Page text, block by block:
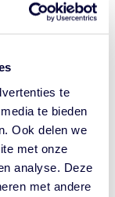
te
te bieden
Ook delen we
met onze
analyse. Deze
met andere
de meiden
coach